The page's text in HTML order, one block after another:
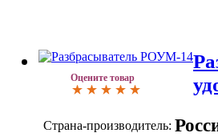
Оцените товар
Страна-производитель: